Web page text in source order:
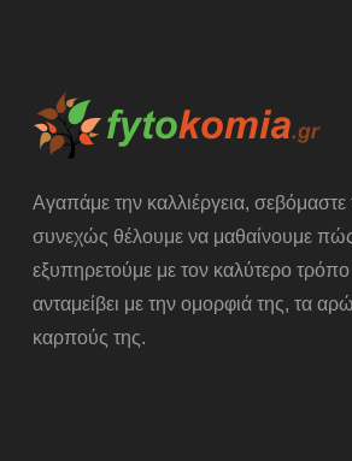
Αγαπάμε την καλλιέργεια,
συνεχώς θέλουμε να μαθαίνουμε
εξυπηρετούμε με τον καλύτερο
ανταμείβει με την ομορφιά της, τα
καρπούς της.